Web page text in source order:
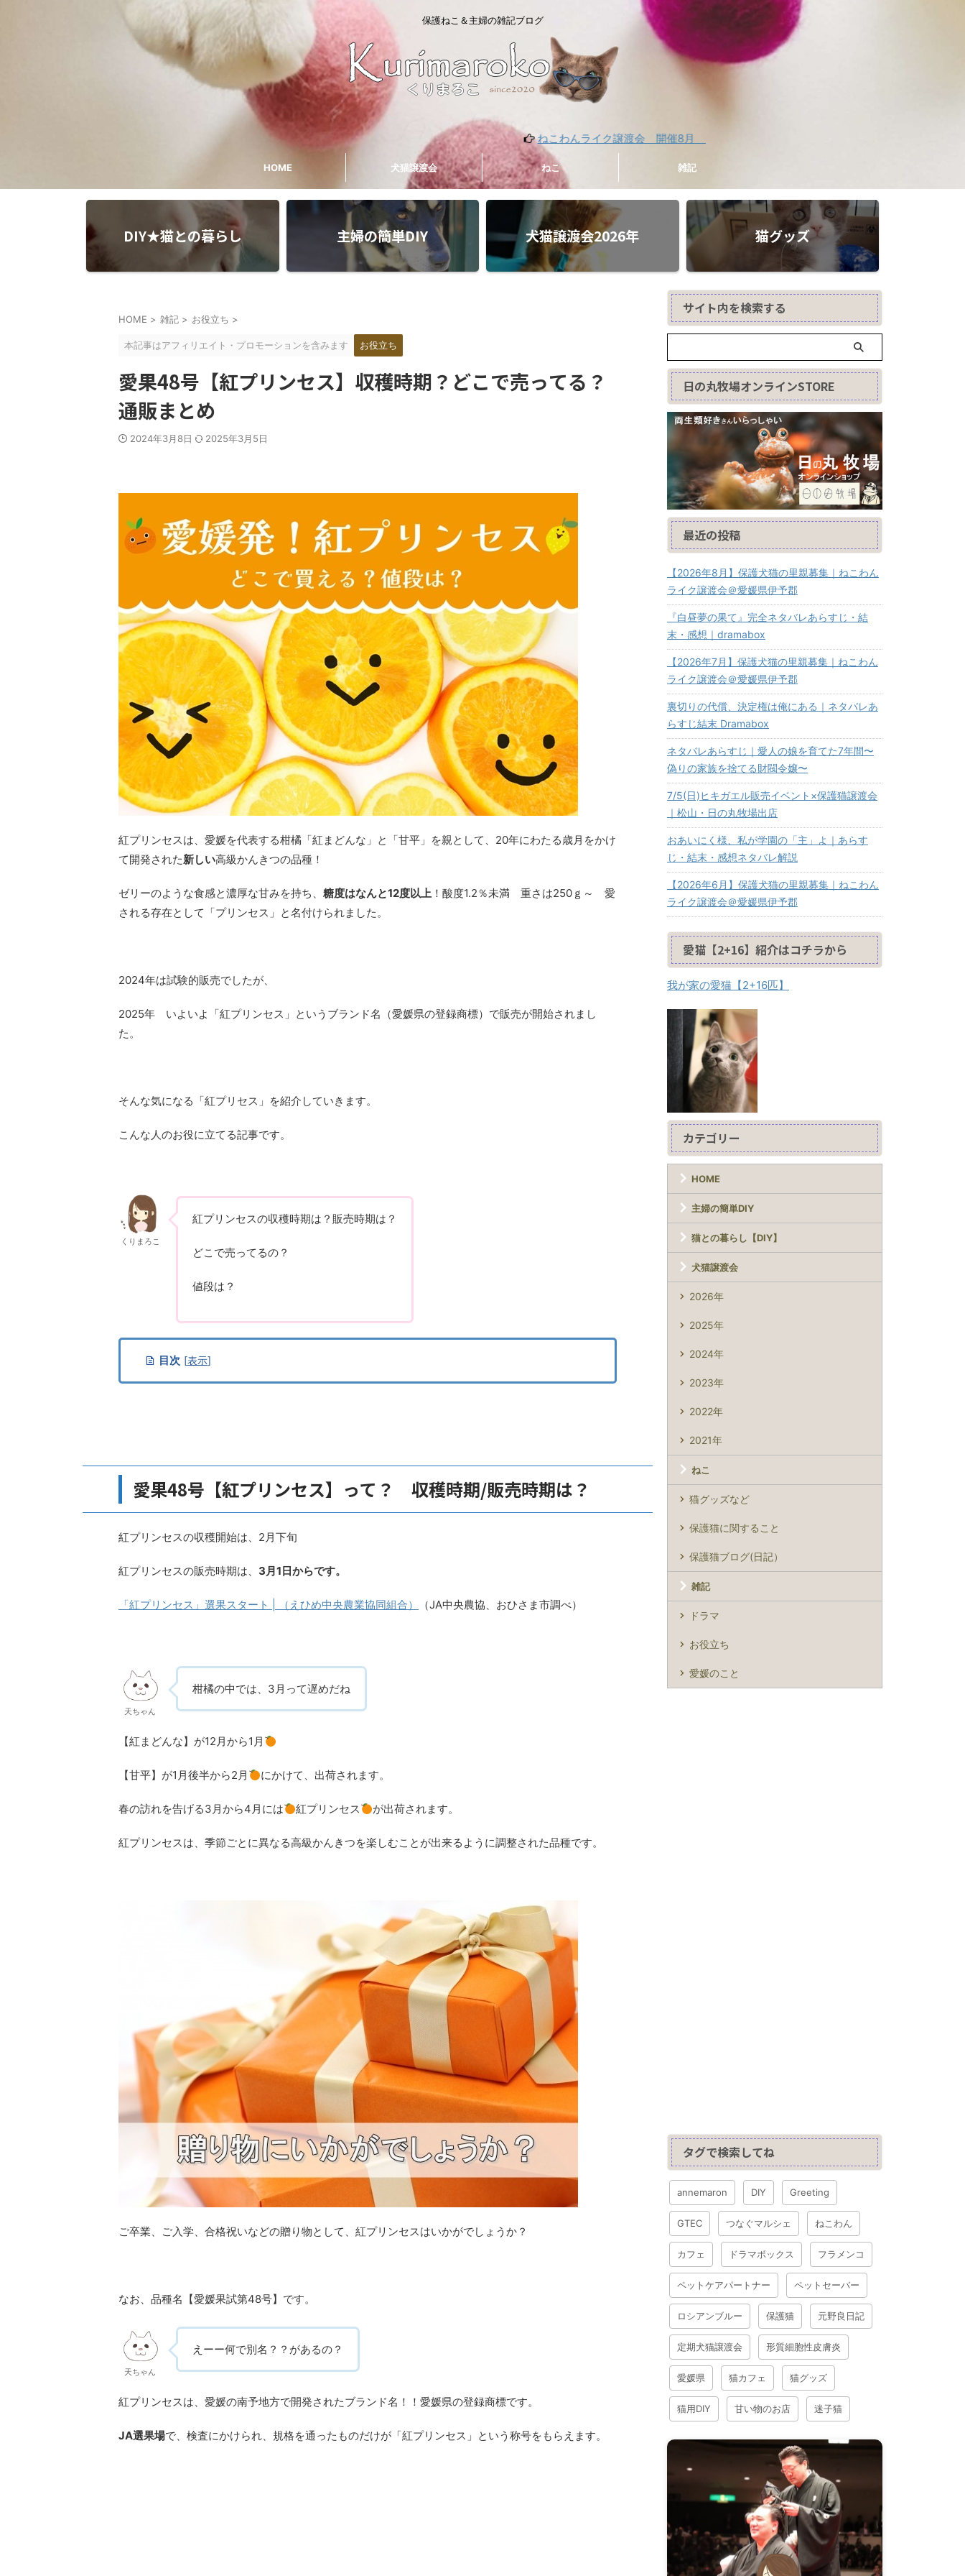
保護ねこ＆主婦の雑記ブログ
ねこわんライク譲渡会 開催8月
HOME 犬猫譲渡会 ねこ 雑記
DIY★猫との暮らし 主婦の簡単DIY 犬猫譲渡会2026年 猫グッズ
HOME > 雑記 > お役立ち >
本記事はアフィリエイト・プロモーションを含みます お役立ち
愛果48号【紅プリンセス】収穫時期？どこで売ってる？
通販まとめ
2024年3月8日 2025年3月5日
紅プリンセスは、愛媛を代表する柑橘「紅まどんな」と「甘平」を親として、20年にわたる歳月をかけ
て開発された新しい高級かんきつの品種！
ゼリーのような食感と濃厚な甘みを持ち、 糖度はなんと12度以上 ！酸度1.2％未満 重さは250ｇ～ 愛
される存在として「プリンセス」と名付けられました。
2024年は試験的販売でしたが、
2025年 いよいよ「紅プリンセス」というブランド名（愛媛県の登録商標）で販売が開始されまし
た。
そんな気になる「紅プリセス」を紹介していきます。
こんな人のお役に立てる記事です。
くりまろこ
紅プリンセスの収穫時期は？販売時期は？
どこで売ってるの？
値段は？
目次 [表示]
愛果48号【紅プリンセス】って？ 収穫時期/販売時期は？
紅プリンセスの収穫開始は、2月下旬
紅プリンセスの販売時期は、 3月1日からです。
「紅プリンセス」選果スタート | （えひめ中央農業協同組合） （JA中央農協、おひさま市調べ）
天ちゃん
柑橘の中では、3月って遅めだね
【紅まどんな】が12月から1月
【甘平】が1月後半から2月 にかけて、出荷されます。
春の訪れを告げる3月から4月には 紅プリンセス が出荷されます。
紅プリンセスは、季節ごとに異なる高級かんきつを楽しむことが出来るように調整された品種です。
ご卒業、ご入学、合格祝いなどの贈り物として、紅プリンセスはいかがでしょうか？
なお、品種名【愛媛果試第48号】です。
天ちゃん
えーー何で別名？？があるの？
紅プリンセスは、愛媛の南予地方で開発されたブランド名！！愛媛県の登録商標です。
JA選果場で、検査にかけられ、規格を通ったものだけが「紅プリンセス」という称号をもらえます。
サイト内を検索する
日の丸牧場オンラインSTORE
最近の投稿
【2026年8月】保護犬猫の里親募集｜ねこわん
ライク譲渡会＠愛媛県伊予郡
『白昼夢の果て』完全ネタバレあらすじ・結
末・感想｜dramabox
【2026年7月】保護犬猫の里親募集｜ねこわん
ライク譲渡会＠愛媛県伊予郡
裏切りの代償、決定権は俺にある｜ネタバレあ
らすじ結末 Dramabox
ネタバレあらすじ｜愛人の娘を育てた7年間〜
偽りの家族を捨てる財閥令嬢〜
7/5(日)ヒキガエル販売イベント×保護猫譲渡会
｜松山・日の丸牧場出店
おあいにく様、私が学園の「主」よ｜あらす
じ・結末・感想ネタバレ解説
【2026年6月】保護犬猫の里親募集｜ねこわん
ライク譲渡会＠愛媛県伊予郡
愛猫【2+16】紹介はコチラから
我が家の愛猫【2+16匹】
カテゴリー
HOME
主婦の簡単DIY
猫との暮らし【DIY】
犬猫譲渡会
2026年
2025年
2024年
2023年
2022年
2021年
ねこ
猫グッズなど
保護猫に関すること
保護猫ブログ(日記）
雑記
ドラマ
お役立ち
愛媛のこと
タグで検索してね
annemaron DIY Greeting
GTEC つなぐマルシェ ねこわん
カフェ ドラマボックス フラメンコ
ペットケアパートナー ペットセーバー
ロシアンブルー 保護猫 元野良日記
定期犬猫譲渡会 形質細胞性皮膚炎
愛媛県 猫カフェ 猫グッズ
猫用DIY 甘い物のお店 迷子猫